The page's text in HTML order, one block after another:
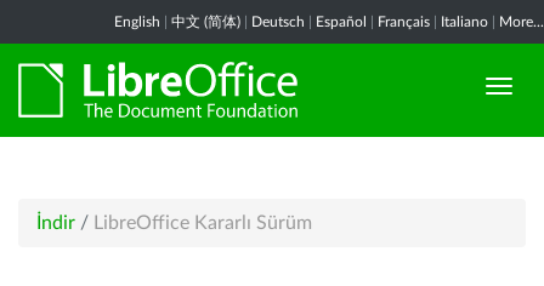
English 中文 (简体) Deutsch Español Français Italiano More...
İndir / LibreOffice Kararlı Sürüm